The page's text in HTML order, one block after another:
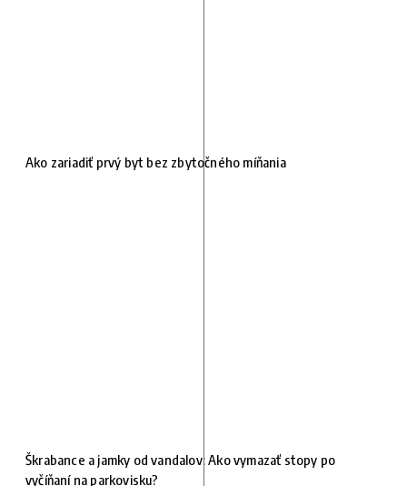
Ako zariadiť prvý byt bez zbytočného míňania
Škrabance a jamky od vandalov: Ako vymazať stopy po
vyčíňaní na parkovisku?